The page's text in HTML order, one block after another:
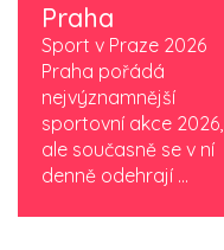
Praha
Sport v Praze 2026
Praha pořádá
nejvýznamnější
sportovní akce 2026,
ale současně se v ní
denně odehrají ...